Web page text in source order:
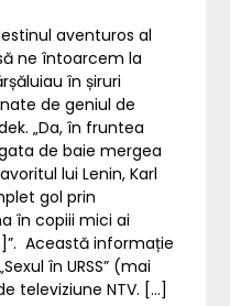
aventuros al
ne întoarcem la
în șiruri
de geniul de
„Da, în fruntea
de baie mergea
lui Lenin, Karl
gol prin
în copiii mici ai
Această informație
în URSS” (mai
televiziune NTV. […]